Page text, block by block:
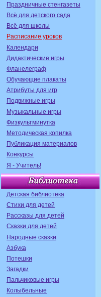
Праздничные стенгазеты
Всё для детского сада
Всё для школы
Расписание уроков
Календари
Дидактические игры
Фланелеграф
Обучающие плакаты
Атрибуты для игр
Подвижные игры
Музыкальные игры
Физкультминутка
Методическая копилка
Публикация материалов
Конкурсы
Я - Учитель!
Детская библиотека
Стихи для детей
Рассказы для детей
Сказки для детей
Народные сказки
Азбука
Потешки
Загадки
Пальчиковые игры
Колыбельные